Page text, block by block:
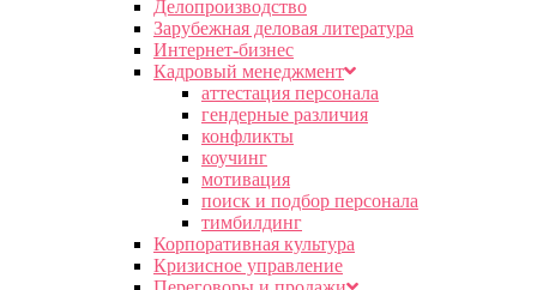
Делопроизводство
Зарубежная деловая литература
Интернет-бизнес
Кадровый менеджмент
аттестация персонала
гендерные различия
конфликты
коучинг
мотивация
поиск и подбор персонала
тимбилдинг
Корпоративная культура
Кризисное управление